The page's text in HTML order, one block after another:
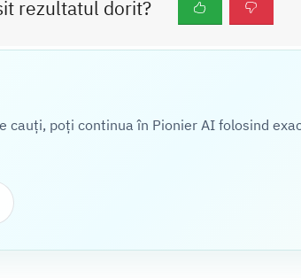
rezultatul dorit?
cauți, poți continua în Pionier AI folosind